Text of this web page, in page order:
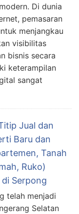
Di dunia
pemasaran
menjangkau
visibilitas
bisnis secara
keterampilan
sangat
Jual dan
Baru dan
Tanah
Ruko)
Serpong
telah menjadi
Selatan